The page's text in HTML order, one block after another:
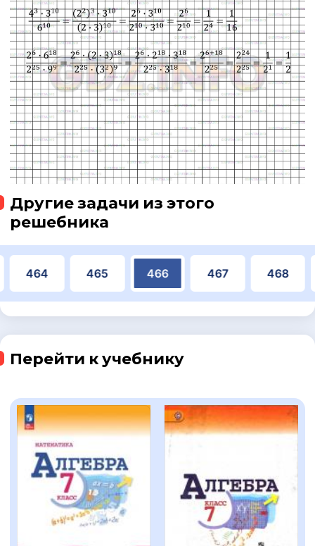
Другие задачи из этого
решебника
464 465 466 467 468
Перейти к учебнику